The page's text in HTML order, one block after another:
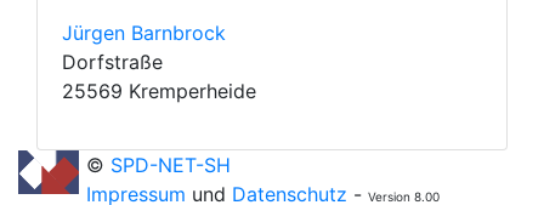
Jürgen Barnbrock
Dorfstraße
25569 Kremperheide
© SPD-NET-SH
Impressum und Datenschutz - Version 8.00